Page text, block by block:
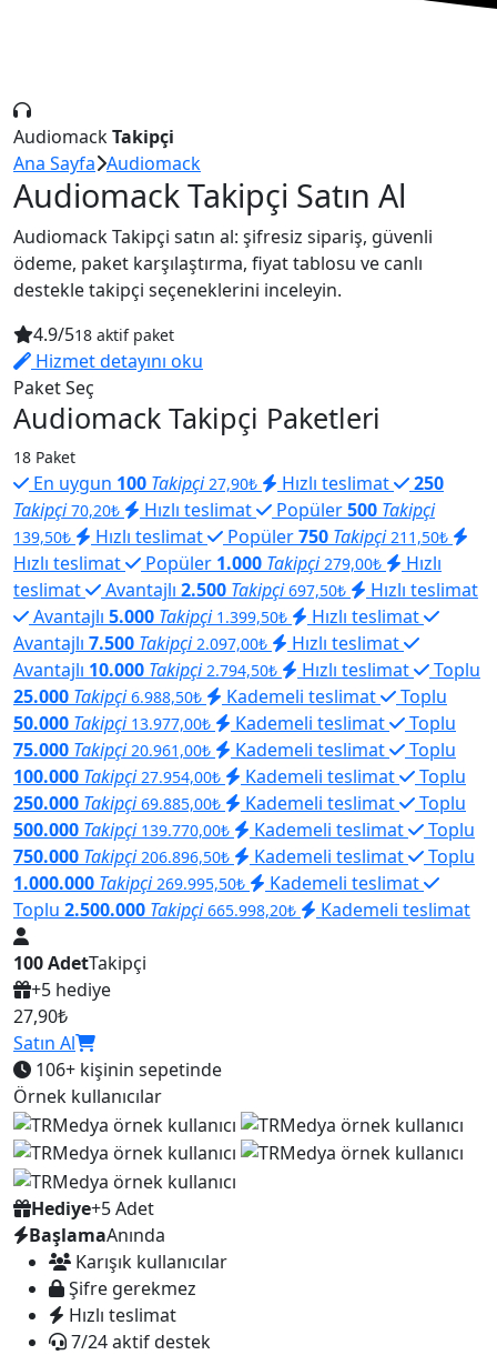
AudiomackTakipçi
Ana Sayfa Audiomack
Audiomack Takipçi Satın Al
Audiomack Takipçi satın al: şifresiz sipariş, güvenli
ödeme, paket karşılaştırma, fiyat tablosu ve canlı
destekle takipçi seçeneklerini inceleyin.
4.9/518 aktif paket
Hizmet detayını oku
Paket Seç
Audiomack Takipçi Paketleri
18 Paket
En uygun 100 Takipçi 27,90₺ Hızlı teslimat
250
Takipçi 70,20₺ Hızlı teslimat Popüler500 Takipçi
139,50₺ Hızlı teslimat Popüler750 Takipçi 211,50₺
Hızlı teslimat Popüler 1.000 Takipçi 279,00₺
Hızlı
teslimat
Avantajlı 2.500 Takipçi 697,50₺
Hızlı teslimat
Avantajlı 5.000 Takipçi 1.399,50₺
Hızlı teslimat
Avantajlı 7.500 Takipçi 2.097,00₺
Hızlı teslimat
Avantajlı 10.000 Takipçi 2.794,50₺ Hızlı teslimat
Toplu
25.000 Takipçi 6.988,50₺ Kademeli teslimat
Toplu
50.000 Takipçi 13.977,00₺ Kademeli teslimat
Toplu
75.000 Takipçi 20.961,00₺ Kademeli teslimat
Toplu
100.000 Takipçi 27.954,00₺ Kademeli teslimat
Toplu
250.000 Takipçi 69.885,00₺ Kademeli teslimat
Toplu
500.000 Takipçi 139.770,00₺ Kademeli teslimat
Toplu
750.000 Takipçi 206.896,50₺ Kademeli teslimat
Toplu
1.000.000 Takipçi 269.995,50₺
Kademeli teslimat
Toplu 2.500.000 Takipçi 665.998,20₺ Kademeli teslimat
100 AdetTakipçi
+5 hediye
27,90₺
Satın Al
106+ kişinin sepetinde
Örnek kullanıcılar
Hediye+5 Adet
BaşlamaAnında
Karışık kullanıcılar
Şifre gerekmez
Hızlı teslimat
7/24 aktif destek